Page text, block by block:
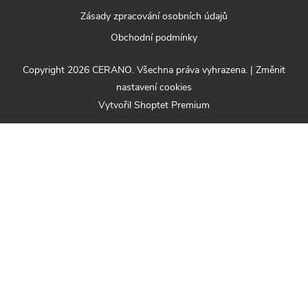
Zásady zpracování osobních údajů
Obchodní podmínky
Vytvořil Shoptet Premium
Copyright 2026 CERANO. Všechna práva vyhrazena. | Změnit
nastavení cookies